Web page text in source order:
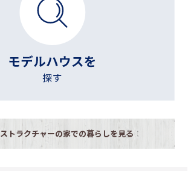
トラクチャーの家での暮らしを見る